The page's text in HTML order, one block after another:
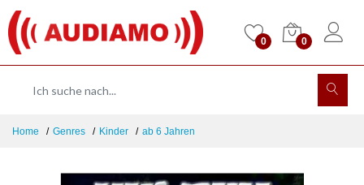
0 0
Home Genres Kinder ab 6 Jahren